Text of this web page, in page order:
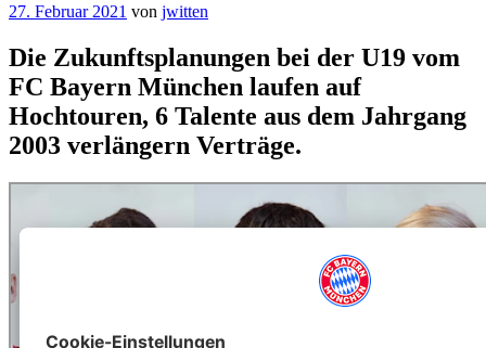
Veröffentlicht
27. Februar 2021 von jwitten
Die Zukunftsplanungen bei der U19 vom
FC Bayern München laufen auf
Hochtouren, 6 Talente aus dem Jahrgang
2003 verlängern Verträge.